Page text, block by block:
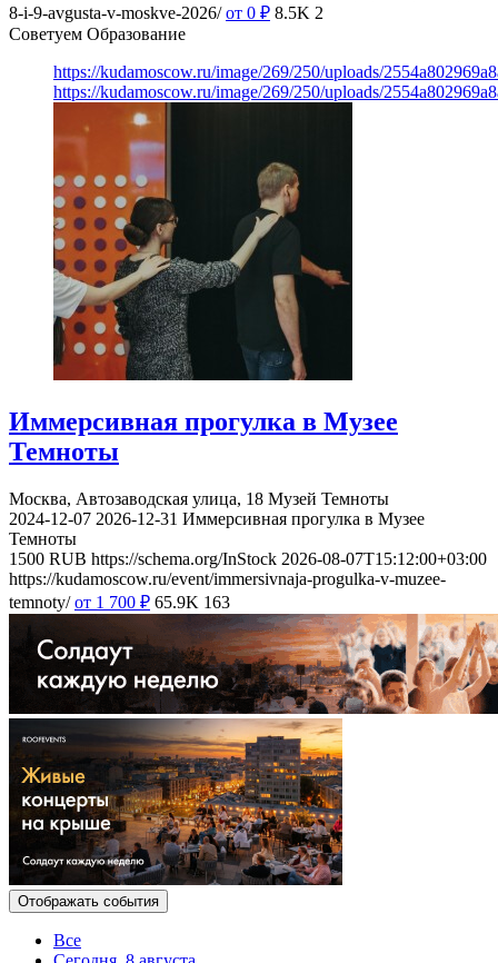
8-i-9-avgusta-v-moskve-2026/ от 0 ₽ 8.5K 2
Советуем Образование
https://kudamoscow.ru/image/269/250/uploads/
https://kudamoscow.ru/image/269/250/uploads/
Иммерсивная прогулка в Музее
Темноты
Москва, Автозаводская улица, 18 Музей Темноты
2024-12-07 2026-12-31 Иммерсивная прогулка в Музее
Темноты
1500 RUB https://schema.org/InStock 2026-08-07T15:12:00+03:00
https://kudamoscow.ru/event/immersivnaja-progulka-v-muzee-
temnoty/ от 1 700 ₽ 65.9K 163
Отображать события
Все